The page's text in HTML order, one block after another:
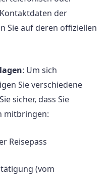
der
Sie auf deren offiziellen
: Um sich
Sie verschiedene
sicher, dass Sie
mitbringen:
Reisepass
(vom